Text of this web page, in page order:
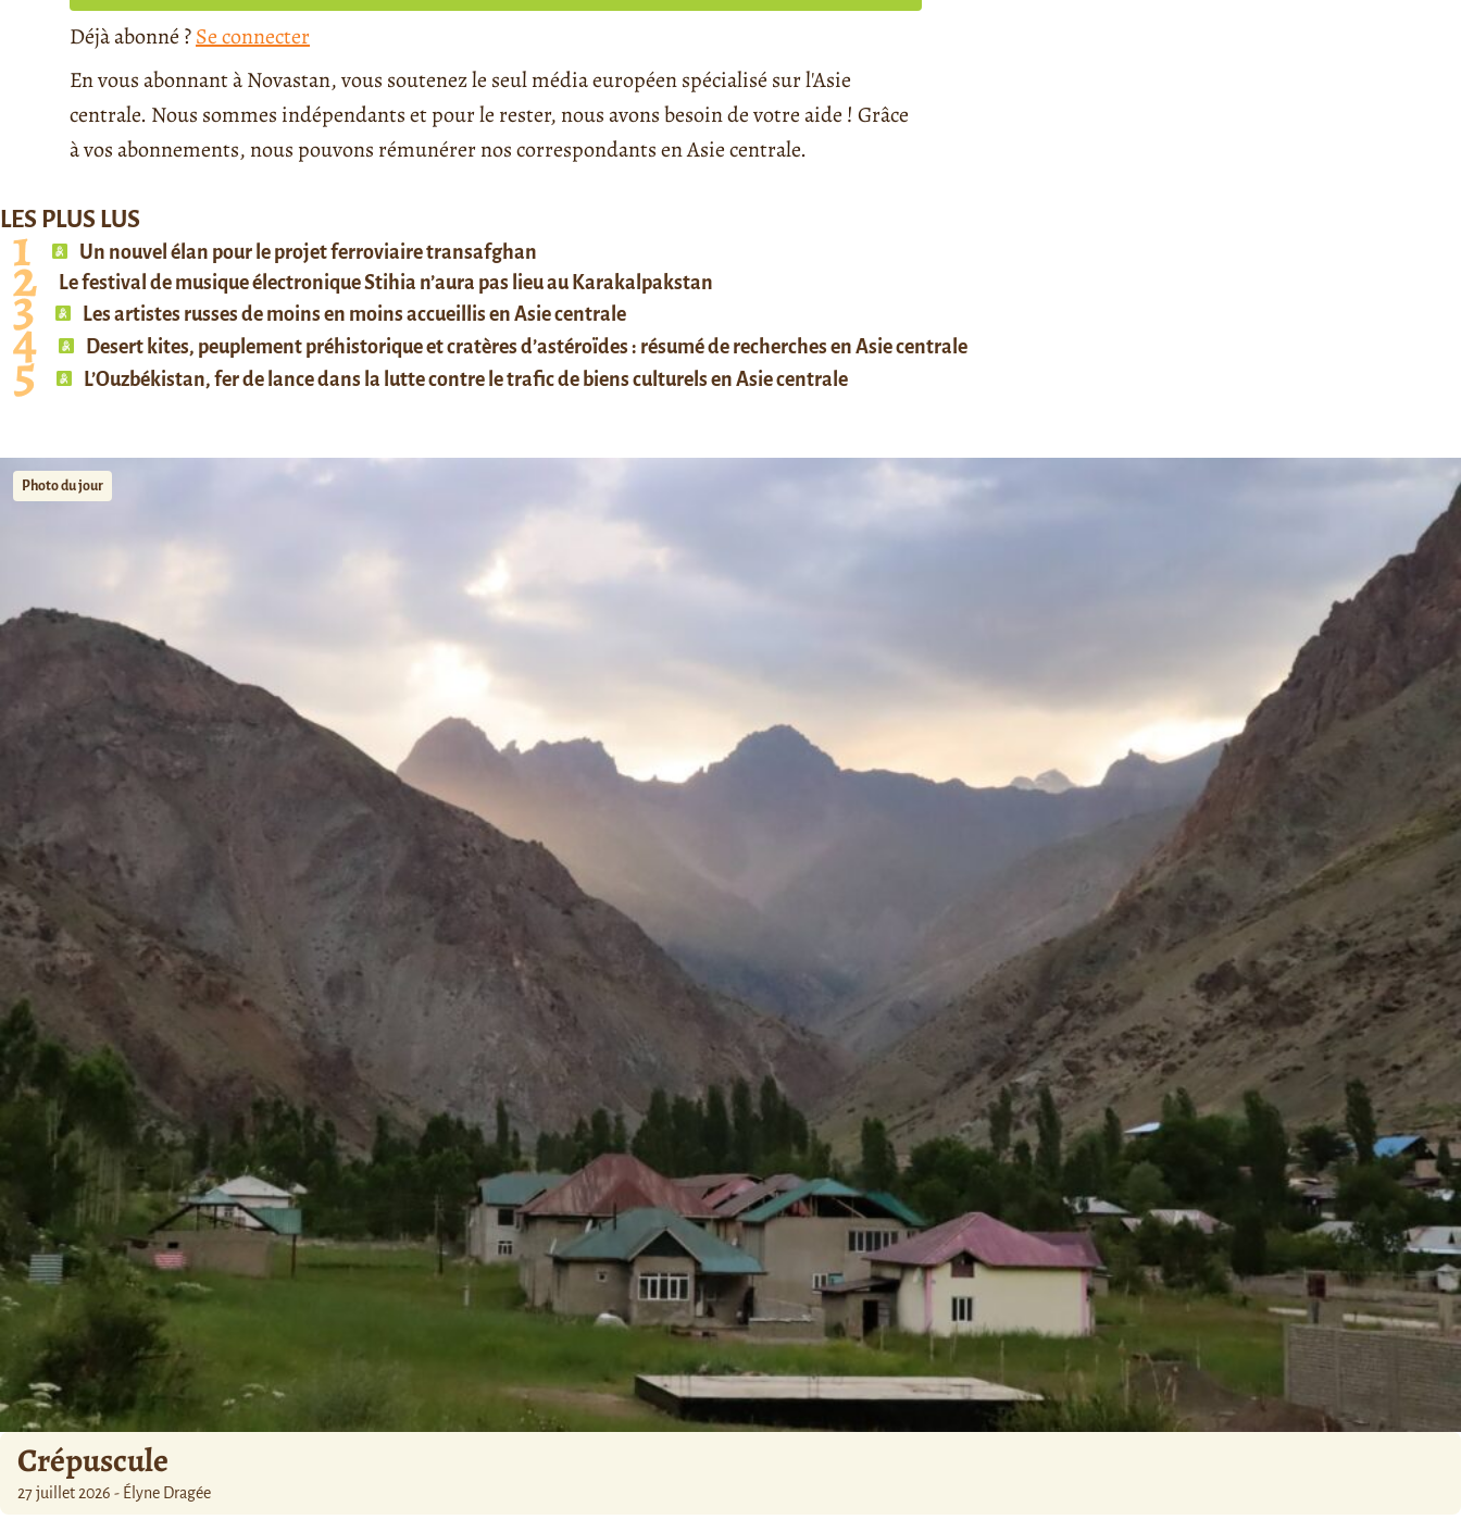
Déjà abonné ?Se connecter
En vous abonnant à Novastan, vous soutenez le seul média européen spécialisé sur l'Asie
centrale. Nous sommes indépendants et pour le rester, nous avons besoin de votre aide ! Grâce
à vos abonnements, nous pouvons rémunérer nos correspondants en Asie centrale.
LES PLUS LUS
Un nouvel élan pour le projet ferroviaire transafghan
Le festival de musique électronique Stihia n’aura pas lieu au Karakalpakstan
Les artistes russes de moins en moins accueillis en Asie centrale
Desert kites, peuplement préhistorique et cratères d’astéroïdes : résumé de recherches en Asie centrale
L’Ouzbékistan, fer de lance dans la lutte contre le trafic de biens culturels en Asie centrale
Photo du jour
Crépuscule
27 juillet 2026 - Élyne Dragée